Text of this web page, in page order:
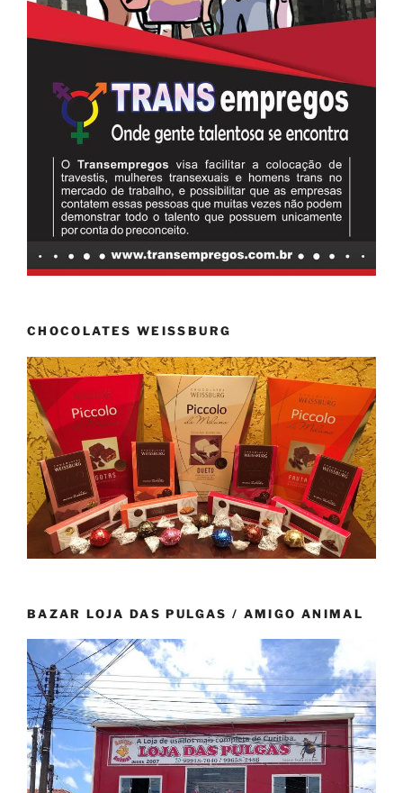
CHOCOLATES WEISSBURG
BAZAR LOJA DAS PULGAS / AMIGO ANIMAL